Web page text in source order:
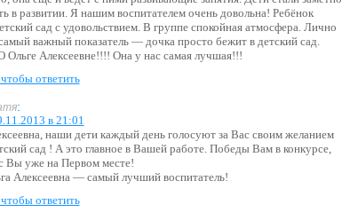
в развитии. Я нашим воспитателем очень довольна! Ребёнок
сад с удовольствием. В группе спокойная атмосфера. Лично
важный показатель — дочка просто бежит в детский сад.
Алексеевне!!!! Она у нас самая лучшая!!!
ответить
:
в 21:01
наши дети каждый день голосуют за Вас своим желанием
сад ! А это главное в Вашей работе. Победы Вам в конкурсе,
Вы уже на Первом месте!
Алексеевна — самый лучший воспитатель!
ответить